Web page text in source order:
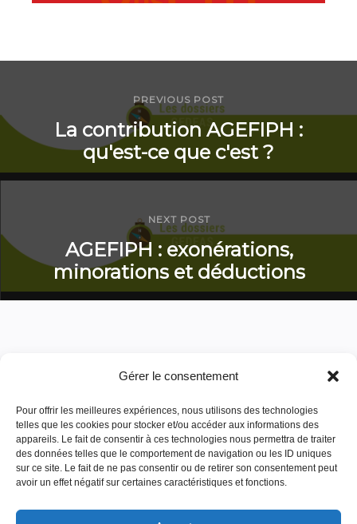
Gérer le consentement
Pour offrir les meilleures expériences, nous utilisons des technologies
telles que les cookies pour stocker et/ou accéder aux informations des
appareils. Le fait de consentir à ces technologies nous permettra de traiter
des données telles que le comportement de navigation ou les ID uniques
sur ce site. Le fait de ne pas consentir ou de retirer son consentement peut
avoir un effet négatif sur certaines caractéristiques et fonctions.
PREVIOUS POST
La contribution AGEFIPH :
qu'est-ce que c'est ?
NEXT POST
AGEFIPH : exonérations,
minorations et déductions